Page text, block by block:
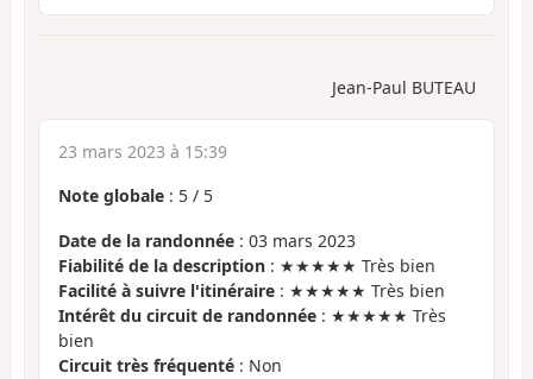
Jean-Paul BUTEAU
23 mars 2023 à 15:39
Note globale : 5 / 5
Date de la randonnée : 03 mars 2023
Fiabilité de la description : ★★★★★ Très bien
Facilité à suivre l'itinéraire : ★★★★★ Très bien
Intérêt du circuit de randonnée : ★★★★★ Très
bien
Circuit très fréquenté : Non